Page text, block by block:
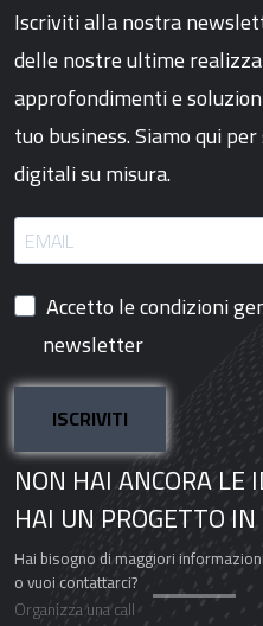
Iscriviti alla nostra
delle nostre ultime
approfondimenti e
tuo business. Siamo qui
digitali su misura.
Accetto le condizioni
newsletter
ISCRIVITI
NON HAI ANCORA LE
HAI UN PROGETTO
Hai bisogno di maggiori informazioni
o vuoi contattarci?
Organizza una call